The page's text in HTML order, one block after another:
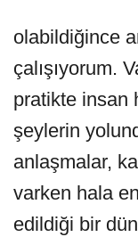
olabildiğince
çalışıyorum.
pratikte insan
şeylerin
anlaşmalar,
varken hala
edildiği bir